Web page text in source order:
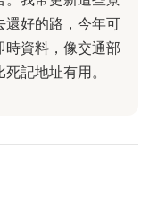
還好的路，今年可
資料，像交通部
記地址有用。